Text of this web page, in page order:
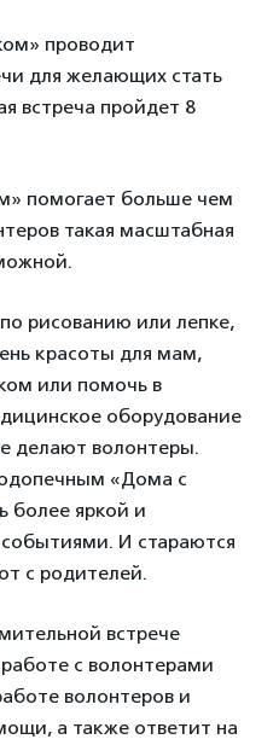
проводит
для желающих стать
встреча пройдет 8
помогает больше чем
такая масштабная
рисованию или лепке,
красоты для мам,
или помочь в
оборудование
делают волонтеры.
«Дома с
более яркой и
И стараются
с родителей.
встрече
с волонтерами
волонтеров и
а также ответит на